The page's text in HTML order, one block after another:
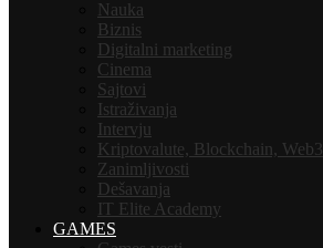
Nauka
Biznis
Digitalni marketing
Cinema
Sajtovi
Istraživanja
Intervju
Kriptovalute, Blockchain, Web3
Zanimljivosti
Dešavanja
IT Elite Academy
GAMES